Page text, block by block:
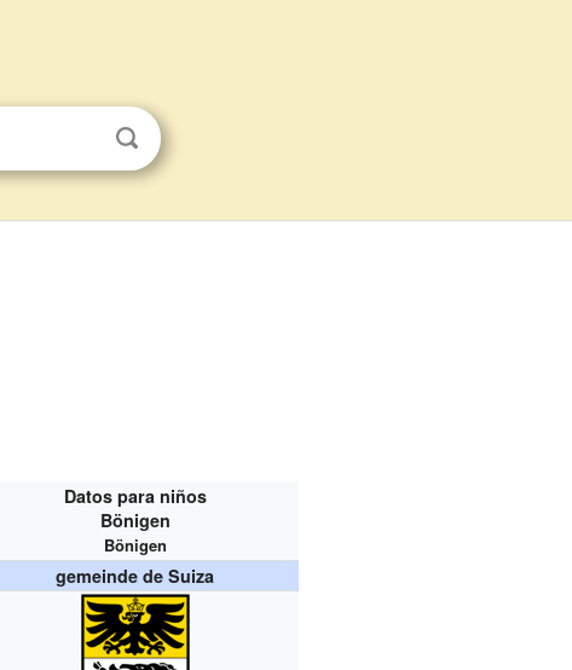
Datos para niños
Bönigen
Bönigen
gemeinde de Suiza